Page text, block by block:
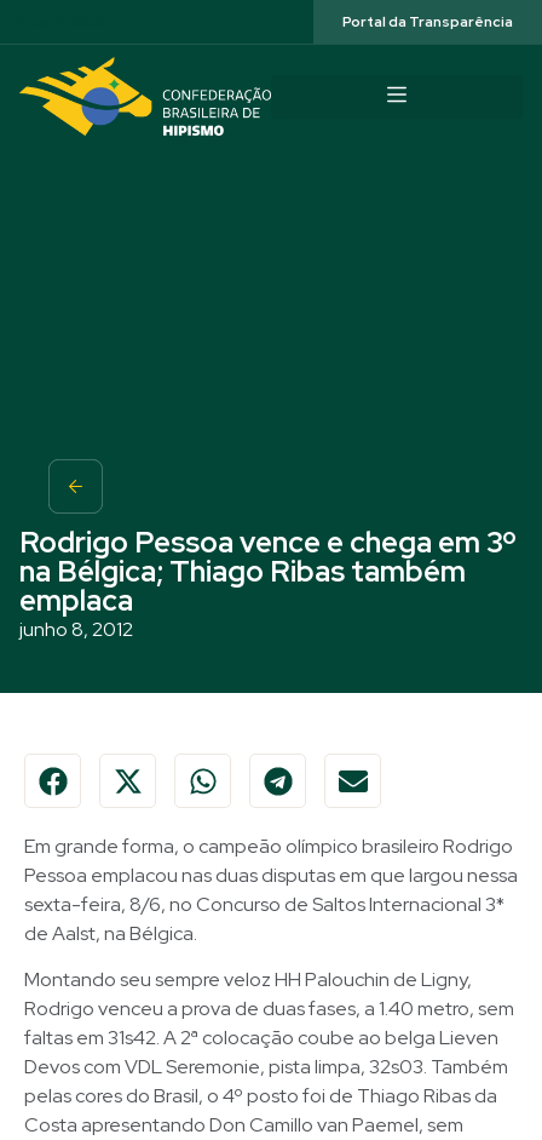
Portal da Transparência
Rodrigo Pessoa vence e chega em 3º
na Bélgica; Thiago Ribas também
emplaca
junho 8, 2012
Em grande forma, o campeão olímpico brasileiro Rodrigo
Pessoa emplacou nas duas disputas em que largou nessa
sexta-feira, 8/6, no Concurso de Saltos Internacional 3*
de Aalst, na Bélgica.
Montando seu sempre veloz HH Palouchin de Ligny,
Rodrigo venceu a prova de duas fases, a 1.40 metro, sem
faltas em 31s42. A 2ª colocação coube ao belga Lieven
Devos com VDL Seremonie, pista limpa, 32s03. Também
pelas cores do Brasil, o 4º posto foi de Thiago Ribas da
Costa apresentando Don Camillo van Paemel, sem